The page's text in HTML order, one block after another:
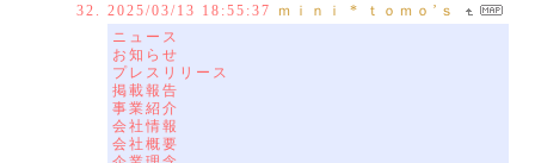
2025/03/13 18:55:37
ｍｉｎｉ * ｔｏｍｏ’ｓ
ニュース
お知らせ
プレスリリース
掲載報告
事業紹介
会社情報
会社概要